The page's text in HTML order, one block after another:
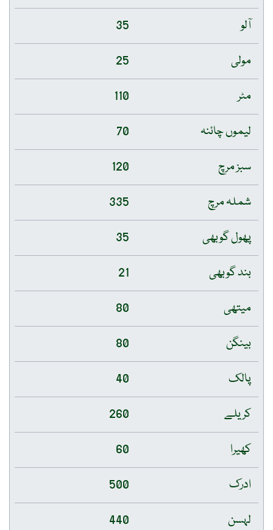
آلو
35
مولی
25
مٹر
110
لیموں چائنہ
70
سبز مرچ
120
شملہ مرچ
335
پھول گوبھی
35
بند گوبھی
21
میتھی
80
بینگن
80
پالک
40
کریلے
260
کھیرا
60
ادرک
500
لہسن
440